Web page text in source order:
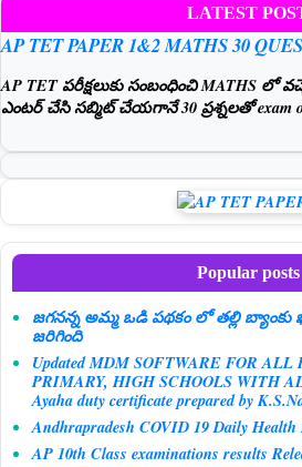
LATEST
AP TET PAPER 1&2 MATHS 30
AP TET పరీక్షలుకు సంబంధించి MATHS లో
ఎంటర్ చేసి సబ్మిట్ చేయగానే 30 ప్రశ్నలతో exam
Popular posts
జగనన్న అమ్మ ఒడి పథకం లో తల్లి
జరిగింది
Updated MDM SOFTWARE FOR ALL
PRIMARY, HIGH SCHOOLS WITH
Ayaha duty certificate prepared by
Andhrapradesh COVID 19 Daily Health
AP 10th Class examinations results